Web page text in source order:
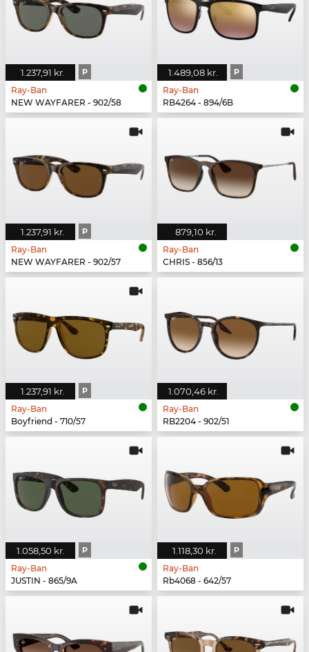
1.237,91 kr. P
Ray-Ban
NEW WAYFARER - 902/58
1.489,08 kr. P
Ray-Ban
RB4264 - 894/6B
1.237,91 kr. P
Ray-Ban
NEW WAYFARER - 902/57
879,10 kr.
Ray-Ban
CHRIS - 856/13
1.237,91 kr. P
Ray-Ban
Boyfriend - 710/57
1.070,46 kr.
Ray-Ban
RB2204 - 902/51
1.058,50 kr. P
Ray-Ban
JUSTIN - 865/9A
1.118,30 kr. P
Ray-Ban
Rb4068 - 642/57